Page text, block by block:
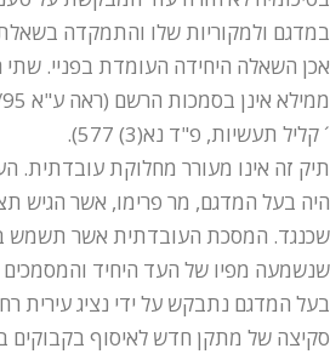
במדגם ולמקוריות שלו והתמקדה
אכן השאלה היחידה העומדת בפניי.
´ קליל תעשיות, פ"ד נא(3) 577).
תיק זה אינו מעורר מחלוקת עובדתית.
היה בעל המדגם, מר פרימו, אשר הגיש
שכנגד. המסכת העובדתית אשר תשמש
שנשמעה מפיו של העד היחיד
בעל המדגם נתבקש על ידי נציג עירית
סקיצה של מתקן חדש לאיסוף